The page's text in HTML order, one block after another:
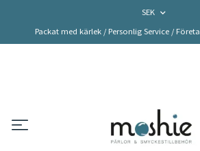
SEK
Packat med kärlek / Personlig Service /